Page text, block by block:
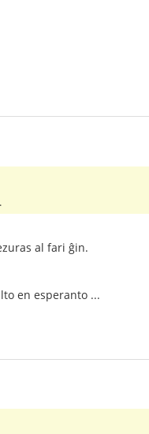
al fari ĝin.
en esperanto ...